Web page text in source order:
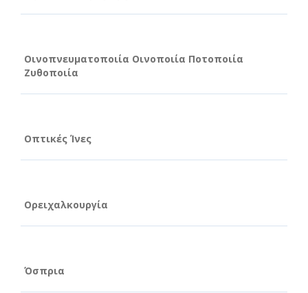
Οινοπνευματοποιία Οινοποιία Ποτοποιία
Ζυθοποιία
Οπτικές Ίνες
Ορειχαλκουργία
Όσπρια